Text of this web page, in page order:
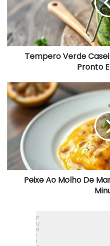
Versátil:
Pronto
Em
10
Min
Tempero Verde
Pronto
Peixe
Ao
Molho
De
Maracujá
Cremoso
Em
Minutos
Peixe Ao Molho De